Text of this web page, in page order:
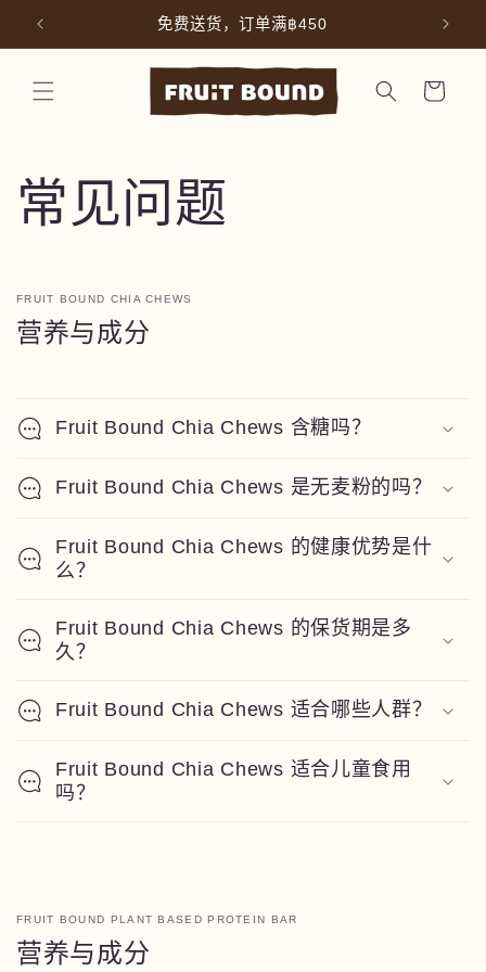
跳到内
容
免费送货，订单满฿450
物
常见问题
FRUIT BOUND CHIA CHEWS
营养与成分
Fruit Bound Chia Chews 含糖吗？
Fruit Bound Chia Chews 是无麦粉的吗？
Fruit Bound Chia Chews 的健康优势是什
么？
Fruit Bound Chia Chews 的保货期是多
久？
Fruit Bound Chia Chews 适合哪些人群？
Fruit Bound Chia Chews 适合儿童食用
吗？
FRUIT BOUND PLANT BASED PROTEIN BAR
营养与成分